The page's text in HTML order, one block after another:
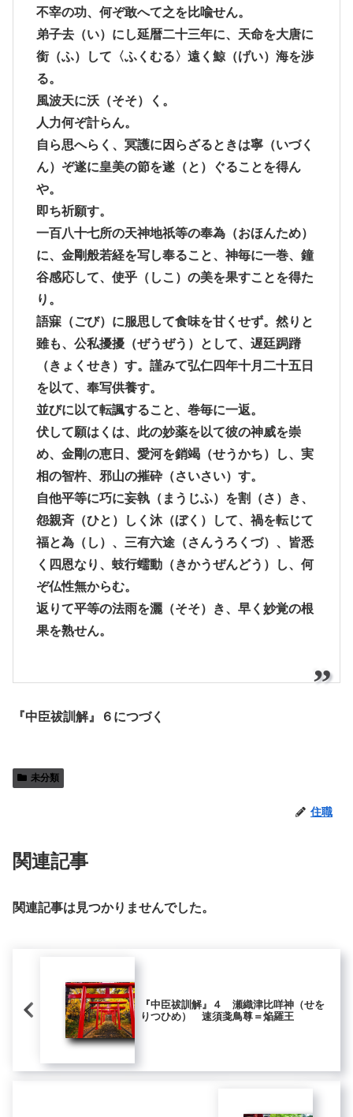
不宰の功、何ぞ敢へて之を比喩せん。
弟子去（い）にし延暦二十三年に、天命を大唐に
銜（ふ）して〈ふくむる〉遠く鯨（げい）海を渉
る。
風波天に沃（そそ）く。
人力何ぞ計らん。
自ら思へらく、冥護に因らざるときは寧（いづく
ん）ぞ遂に皇美の節を遂（と）ぐることを得ん
や。
即ち祈願す。
一百八十七所の天神地祇等の奉為（おほんため）
に、金剛般若経を写し奉ること、神毎に一巻、鐘
谷感応して、使乎（しこ）の美を果すことを得た
り。
語寐（ごび）に服思して食味を甘くせず。然りと
雖も、公私擾擾（ぜうぜう）として、遅廷跼蹐
（きょくせき）す。謹みて弘仁四年十月二十五日
を以て、奉写供養す。
並びに以て転諷すること、巻毎に一返。
伏して願はくは、此の妙薬を以て彼の神威を崇
め、金剛の恵日、愛河を銷竭（せうかち）し、実
相の智杵、邪山の摧砕（さいさい）す。
自他平等に巧に妄執（まうじふ）を割（さ）き、
怨親斉（ひと）しく沐（ぼく）して、禍を転じて
福と為（し）、三有六途（さんうろくづ）、皆悉
く四恩なり、蚑行蠕動（きかうぜんどう）し、何
ぞ仏性無からむ。
返りて平等の法雨を灑（そそ）き、早く妙覚の根
果を熟せん。
『中臣祓訓解』６につづく
未分類
住職
関連記事
関連記事は見つかりませんでした。
『中臣祓訓解』４ 瀬織津比咩神（せを
りつひめ） 速須戔鳥尊＝焔羅王